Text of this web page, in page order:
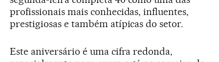
profissionais mais conhecidas, influentes,
prestigiosas e também atípicas do setor.
Este aniversário é uma cifra redonda,